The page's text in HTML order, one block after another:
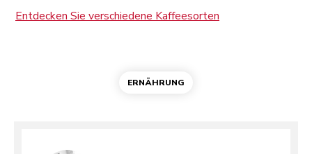
Entdecken Sie verschiedene Kaffeesorten
ERNÄHRUNG